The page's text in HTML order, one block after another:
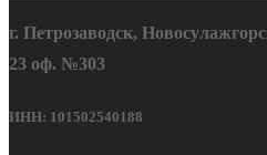
г. Петрозаводск,
23 оф. №303
ИНН: 101502540188